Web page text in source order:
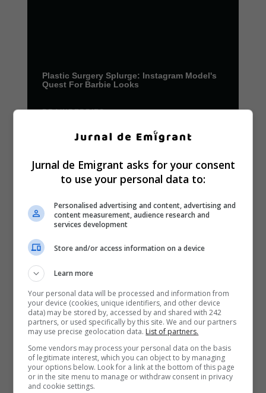
Jurnal de Emigrant asks for your consent
to use your personal data to:
Personalised advertising and content, advertising and
content measurement, audience research and
services development
Store and/or access information on a device
Learn more
Your personal data will be processed and information from
your device (cookies, unique identifiers, and other device
data) may be stored by, accessed by and shared with 242
partners, or used specifically by this site. We and our partners
may use precise geolocation data. List of partners.
Some vendors may process your personal data on the basis
of legitimate interest, which you can object to by managing
your options below. Look for a link at the bottom of this page
or in the site menu to manage or withdraw consent in privacy
and cookie settings.